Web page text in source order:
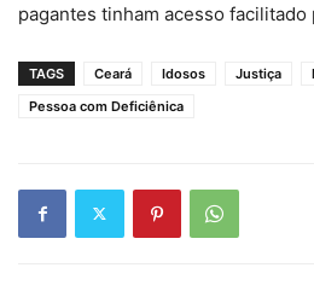
pagantes tinham acesso
TAGS Ceará Idosos Justiça
Pessoa com Deficiênica